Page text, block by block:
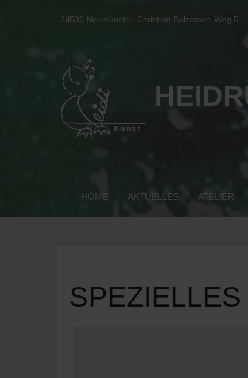
24536 Neumünster, Christian-Balzersen-Weg 5
HOME AKTUELLES ATELIER
SPEZIELLES